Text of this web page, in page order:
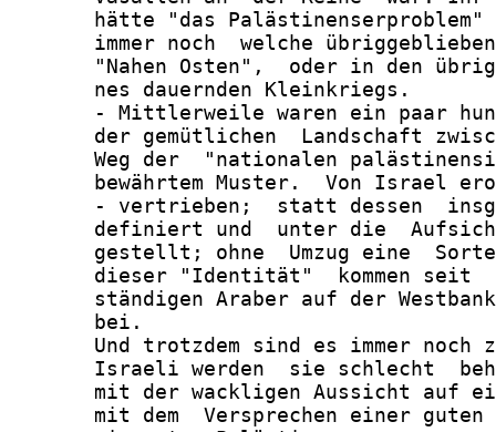
hätte "das
immer noch  welche
"Nahen Osten",  oder in den
       nes dauernden Kleinkriegs.
- Mittlerweile waren ein paar
der gemütlichen  Landschaft
Weg der  "nationalen
bewährtem Muster.  Von Israel
- vertrieben;  statt dessen
definiert und  unter die
gestellt; ohne  Umzug eine
dieser "Identität"  kommen seit
ständigen Araber auf der
       bei.
Und trotzdem sind es immer noch
Israeli werden  sie schlecht
mit der wackligen Aussicht auf
mit dem  Versprechen einer